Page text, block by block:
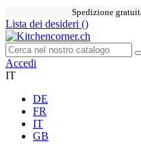
Spedizione
Lista dei desideri ()
Accedi
IT
DE
FR
IT
GB